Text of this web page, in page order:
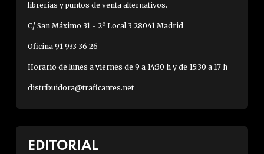
librerías y puntos de venta alternativos.
C/ San Máximo 31 - 2º Local 3 28041 Madrid
Oficina 91 933 36 26
Horario de lunes a viernes de 9 a 14:30 h y de 15:30 a 17 h
distribuidora@traficantes.net
EDITORIAL